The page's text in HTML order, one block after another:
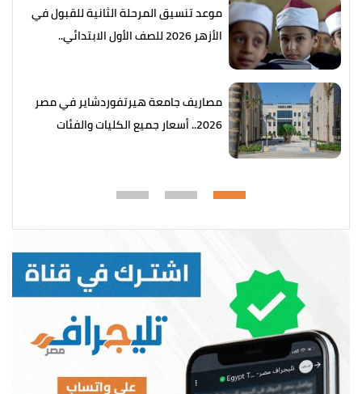
موعد تنسيق المرحلة الثانية للقبول في
الأزهر 2026 للصف الأول الابتدائي..
مصاريف جامعة هيرتفوردشاير في مصر
2026.. أسعار جميع الكليات والفئات